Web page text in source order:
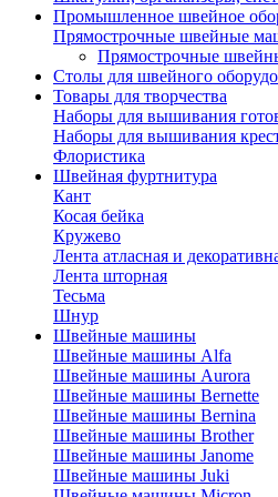
Промышленное швейное
Прямострочные швейные
Прямострочные
Столы для швейного
Товары для творчества
Наборы для вышивания
Наборы для вышивания
Флористика
Швейная фуртнитура
Кант
Косая бейка
Кружево
Лента aтласная и
Лента шторная
Тесьма
Шнур
Швейные машины
Швейные машины Alfa
Швейные машины Aurora
Швейные машины Bernette
Швейные машины Bernina
Швейные машины Brother
Швейные машины Janome
Швейные машины Juki